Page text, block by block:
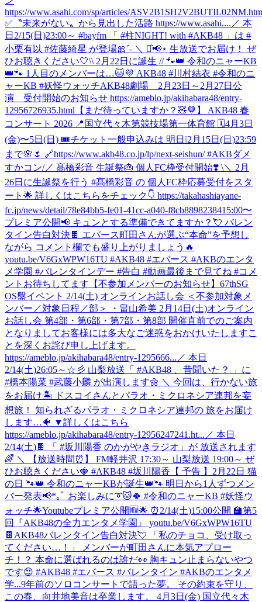
https://www.asahi.com/sp/articles/
✅〝未来がない〟から見出した活路 https://www.asahi.... ／ 本
日2/15(日)23:00～ #bayfm 「 #柱NIGHT! with #AKB48 」は #
小栗有以 #佐藤綺星 が登場🎀´‐ ＼ ⋆͛📢⋆ 生放送でお届け！ ぜ
ひお聴きください🤍\\ 2月22日に誕生 // 🐾👑 令和のニャーKB
👑🐾 1人目のメンバーは…🐱💜 AKB48 #川村結衣 #令和のニ
ャーKB #妖怪ウォッチAKB48劇場 2月23日～2月27日公
演 受付開始のお知らせ https://ameblo.jp/akihabara48/entry-
12956726935.html 【まだ待っていますか？🧸🤎】 AKB48 春
コンサート 2026 📍国立代々木第競技場第一体育館 🗓️4月3日
(金)〜5日(日) 🎟️チケット一般申込みは 明日❕2月15日(日)23:59
まで🌸🌷 🔗https://www.akb48.co.jp/lp/next-seishun/ #AKBダメ
すかコン/／ 髙橋彩音 生誕祭🎂 個人FC枠受付開始❣️ \＼ 2月
26日に生誕祭を行う #髙橋彩音 の 個人FC枠応募受付をスタ
ート🌟 詳しくはこちらをチェック👇 https://takahashiayane-
fc.jp/news/detail/78e84bb5-fe01-41cc-a040-f8cb8898238415:00〜
プレミア公開📢 キュンとする準備できてますか？💘 バレン
タイン告白対決🍫 エバース町田さんが選ぶ“本命”を予想し
ながら コメント欄でも盛り上がりましょう🔥
youtu.be/V6GxWPW16TU #AKB48 #エバース #AKBのエンタ
メ学園 #バレンタインデー #告白 #動画最後まで見てね #コメ
ントお待ちしてます 【不参加メンバーのお知らせ】67thSG
OS盤イベント 2/14(土) オンラインお話し会 ＜不参加対象メ
ンバー／対象日程／部＞ ・畠山希美 2月14日(土)オンライン
お話し会 第4部・第6部・第7部・第8部 開催直前でのご案内
となりましてお客様には多大なご迷惑をおかけいたしますこ
とを深くお詫び申し上げます。
https://ameblo.jp/akihabara48/entry-1295666... ／ 本日
2/14(土)26:05～☆彡 山梨放送「 #AKB48 、昔聞いた？ 」に
#橋本陽菜 #武藤小麟 が出演します🌼 ＼ 今回は、行かない旅
をお届け🏝️ ドスコイさんとパラオ・ミクロネシア連邦を妄
想旅！ 知られざるパラオ・ミクロネシア連邦の 旅をお届け
します…🐠 ▼詳しくはこちら
https://ameblo.jp/akihabara48/entry-12956247241.ht... ／ 本日
2/14(土)🍫 「 #坂川陽香 のかがやきラジオ」が 放送されます
🌈 ＼ 【放送時間⏰】 FM軽井沢 17:30～ 山梨放送 19:00～ ぜ
ひお聴きください🍓 #AKB48 #坂川陽香 【 予告 】2月22日 猫
の日 🐾👑 令和のニャーKBが誕生👑🐾 明日から1人ずつメン
バー発表📢*｡ﾟ お楽しみに➰🐱🍀 #令和のニャーKB #妖怪ウ
ォッチ🌟Youtubeプレミア公開🆕🌟 ⏰2/14(土)15:00公開 🏫第5
回『AKB48の全力エンタメ学園』 youtu.be/V6GxWPW16TU
🍫AKB48バレンタイン告白対決💘 「私のチョコ、受け取っ
てください…！」 メンバーが町田さんに本気アプロー
チ！？ 本命に選ばれるのは誰だ👀 胸キュン止まらないやつ
です😍 #AKB48 #エバース #バレンタイン #AKBのエンタメ
学...9年前のソロコンサートで語った夢。 その約束を守り、
この春、向井地美音は卒業します。 4月3日(金) 国立代々木